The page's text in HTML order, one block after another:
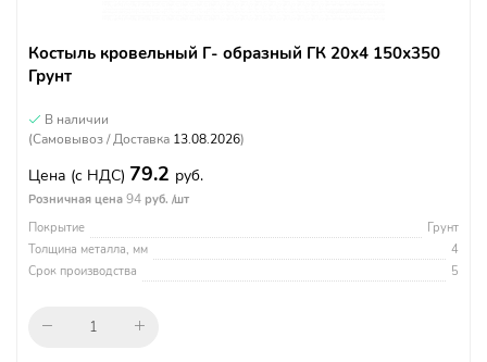
Костыль кровельный Г- образный ГК 20х4 150х350
Грунт
В наличии
(Самовывоз / Доставка 13.08.2026)
Цена (с НДС) 79.2 руб.
Розничная цена 94 руб. /шт
Покрытие
Грунт
Толщина металла, мм
4
Срок производства
5